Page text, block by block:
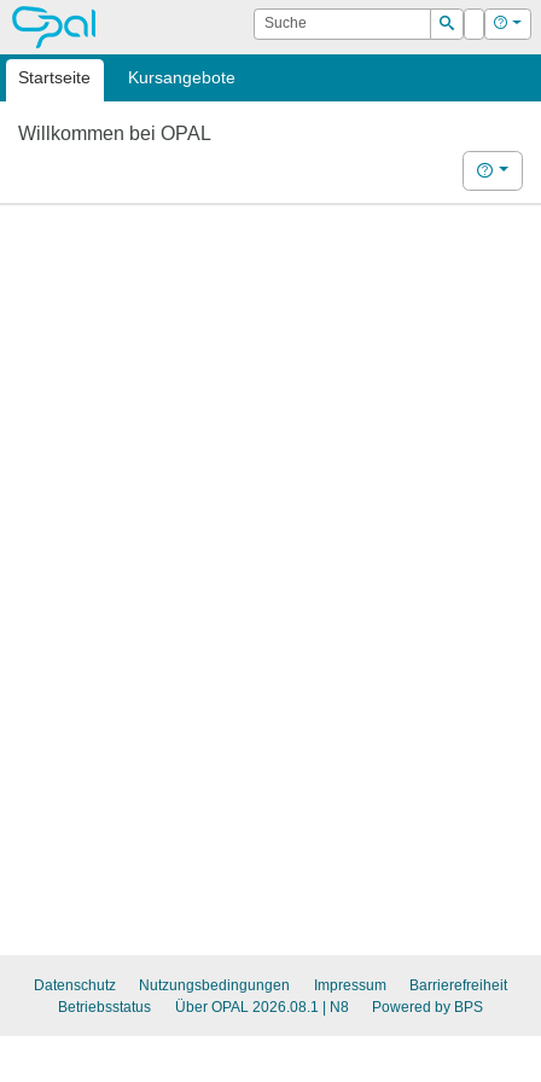
OPAL Suche
Suchen
Login Hilfe
Startseite Kursangebote
Willkommen bei OPAL
Hilfe
Datenschutz Nutzungsbedingungen Impressum
Barrierefreiheit
Betriebsstatus
Über OPAL 2026.08.1 | N8 Powered by BPS